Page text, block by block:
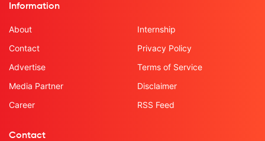
Information
About
Contact
Advertise
Media Partner
Career
Internship
Privacy Policy
Terms of Service
Disclaimer
RSS Feed
Contact